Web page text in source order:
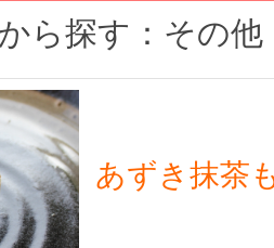
ら探す：その他
あずき抹茶